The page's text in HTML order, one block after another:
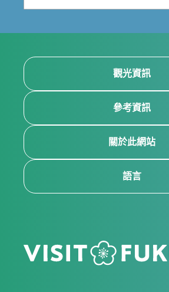
觀光資訊
參考資訊
關於此網站
語言